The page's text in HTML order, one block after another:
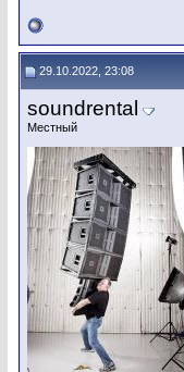
29.10.2022, 23:08
soundrental
Местный